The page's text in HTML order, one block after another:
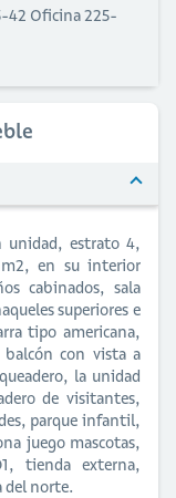
42 Oficina 225-
unidad, estrato 4,
m2, en su interior
cabinados, sala
superiores e
tipo americana,
balcón con vista a
la unidad
de visitantes,
parque infantil,
juego mascotas,
tienda externa,
del norte.